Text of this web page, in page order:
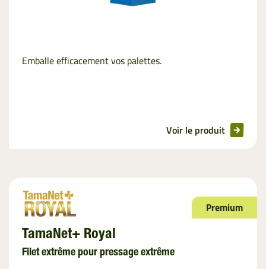
Emballe efficacement vos palettes.
Voir le produit
Premium
TamaNet+ Royal
Filet extrême pour pressage extrême